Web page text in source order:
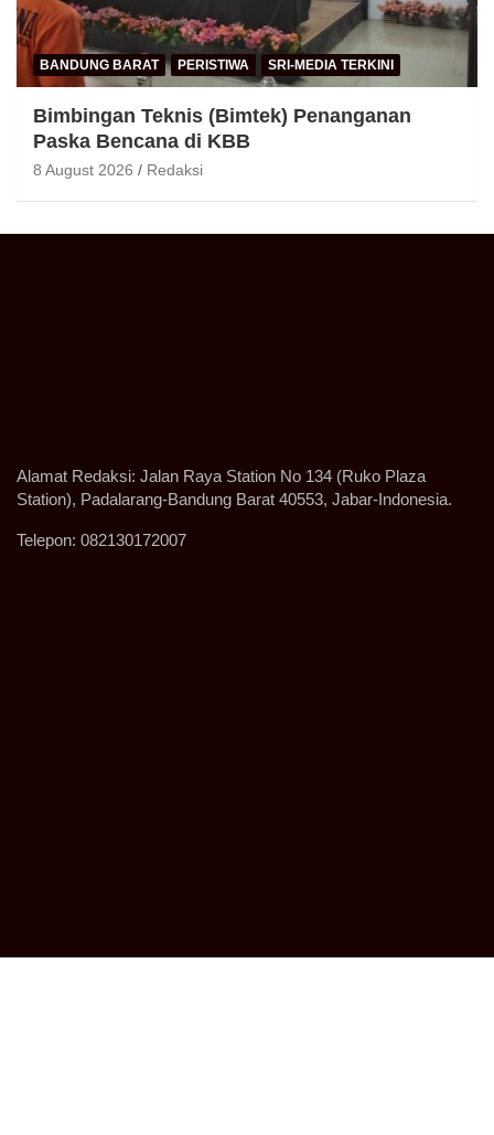
BANDUNG BARAT PERISTIWA SRI-MEDIA TERKINI
Bimbingan Teknis (Bimtek) Penanganan
Paska Bencana di KBB
8 August 2026 Redaksi
Alamat Redaksi: Jalan Raya Station No 134 (Ruko Plaza
Station), Padalarang-Bandung Barat 40553, Jabar-Indonesia.
Telepon: 082130172007